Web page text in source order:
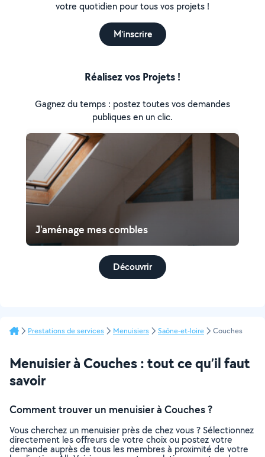
votre quotidien pour tous vos projets !
M'inscrire
Réalisez vos Projets !
Gagnez du temps : postez toutes vos demandes
publiques en un clic.
J'aménage mes combles
Découvrir
Prestations de services Menuisiers Saône-et-loire Couches
Menuisier à Couches : tout ce qu’il faut
savoir
Comment trouver un menuisier à Couches ?
Vous cherchez un menuisier près de chez vous ? Sélectionnez
directement les offreurs de votre choix ou postez votre
demande auprès de tous les membres à proximité de votre